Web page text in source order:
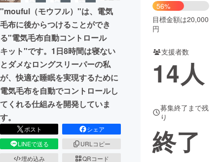
まちづくり・地域活性化
CAMPFIRE for Social Good
CAMPFIRE Creation
CAMPFIREふるさと納税machi-ya コミュニティ
"mouful（モウフル）"は、電気
毛布に後からつけることができ
る"電気毛布自動コントロール
キット"です。1日8時間は寝ない
とダメなロングスリーパーの私
が、快適な睡眠を実現するために
電気毛布を自動でコントロールし
てくれる仕組みを開発していま
す。
ポスト
シェア
LINEで送る
URLコピー
埋め込み
QRコード
56%
目標金額は20,000
円
支援者数
14人
募集終了まで残
り
終了